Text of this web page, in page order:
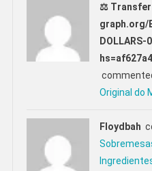
⚖ Transfer
graph.org/
DOLLARS-
Original do
Floydbah